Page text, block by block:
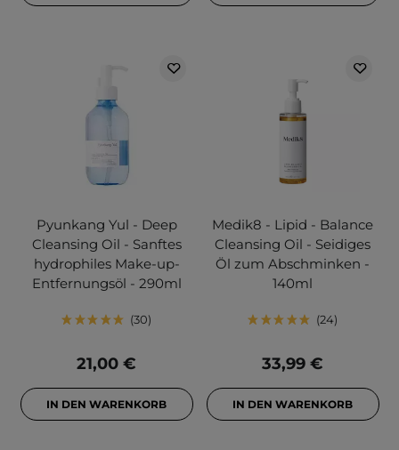
Pyunkang Yul - Deep
Cleansing Oil - Sanftes
hydrophiles Make-up-
Entfernungsöl - 290ml
30
21,00 €
IN DEN WARENKORB
Medik8 - Lipid - Balance
Cleansing Oil - Seidiges
Öl zum Abschminken -
140ml
24
33,99 €
IN DEN WARENKORB